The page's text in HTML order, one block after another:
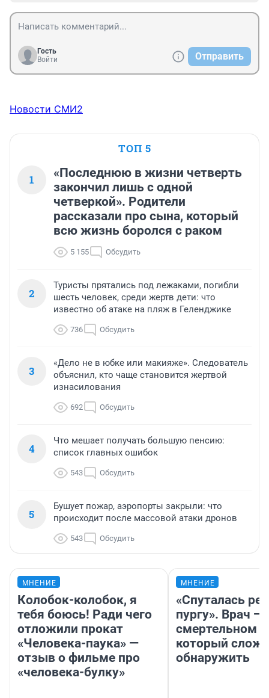
Гость
Войти
Отправить
Новости СМИ2
ТОП 5
1
«Последнюю в жизни четверть
закончил лишь с одной
четверкой». Родители
рассказали про сына, который
всю жизнь боролся с раком
5 155 Обсудить
2
Туристы прятались под лежаками, погибли
шесть человек, среди жертв дети: что
известно об атаке на пляж в Геленджике
736 Обсудить
3
«Дело не в юбке или макияже». Следователь
объяснил, кто чаще становится жертвой
изнасилования
692 Обсудить
4
Что мешает получать большую пенсию:
список главных ошибок
543 Обсудить
5
Бушует пожар, аэропорты закрыли: что
происходит после массовой атаки дронов
543 Обсудить
МНЕНИЕ
Колобок-колобок, я
тебя боюсь! Ради чего
отложили прокат
«Человека-паука» —
отзыв о фильме про
«человека-булку»
МНЕНИЕ
«Спуталась
пургу». Врач —
смертельном
который
обнаружить